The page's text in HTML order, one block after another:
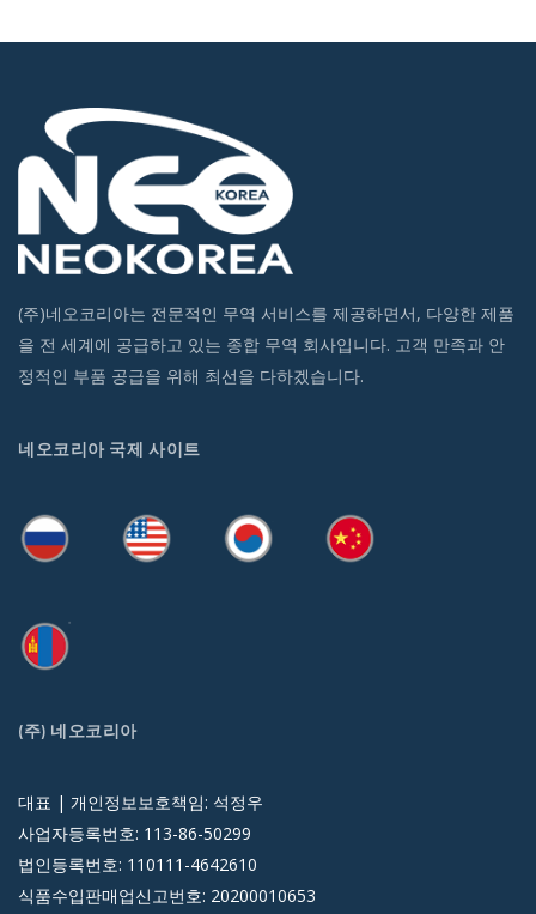
(주)네오코리아는 전문적인 무역 서비스를 제공하면서, 다양한 제품
을 전 세계에 공급하고 있는 종합 무역 회사입니다. 고객 만족과 안
정적인 부품 공급을 위해 최선을 다하겠습니다.
네오코리아 국제 사이트
(주) 네오코리아
대표 | 개인정보보호책임: 석정우
사업자등록번호: 113-86-50299
법인등록번호: 110111-4642610
식품수입판매업신고번호: 20200010653